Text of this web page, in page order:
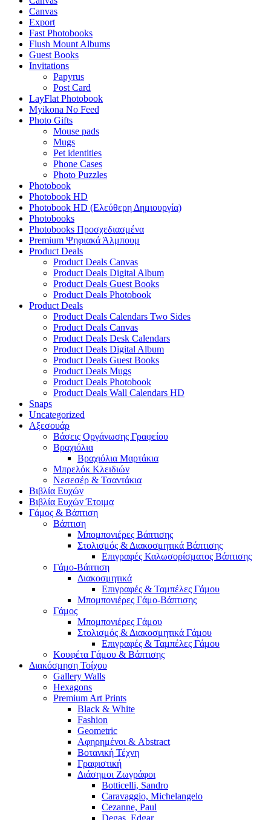
Canvas
Export
Fast Photobooks
Flush Mount Albums
Guest Books
Invitations
Papyrus
Post Card
LayFlat Photobook
Myikona No Feed
Photo Gifts
Mouse pads
Mugs
Pet identities
Phone Cases
Photo Puzzles
Photobook
Photobook HD
Photobook HD (Ελεύθερη Δημιουργία)
Photobooks
Photobooks Προσχεδιασμένα
Premium Ψηφιακά Άλμπουμ
Product Deals
Product Deals Canvas
Product Deals Digital Album
Product Deals Guest Books
Product Deals Photobook
Product Deals
Product Deals Calendars Two Sides
Product Deals Canvas
Product Deals Desk Calendars
Product Deals Digital Album
Product Deals Guest Books
Product Deals Mugs
Product Deals Photobook
Product Deals Wall Calendars HD
Snaps
Uncategorized
Αξεσουάρ
Βάσεις Οργάνωσης Γραφείου
Βραχιόλια
Βραχιόλια Μαρτάκια
Μπρελόκ Κλειδιών
Νεσεσέρ & Τσαντάκια
Βιβλία Ευχών
Βιβλία Ευχών Έτοιμα
Γάμος & Βάπτιση
Βάπτιση
Μπομπονιέρες Βάπτισης
Στολισμός & Διακοσμητικά Βάπτισης
Επιγραφές Καλωσορίσματος Βάπτισης
Γάμο-Βάπτιση
Διακοσμητικά
Επιγραφές & Ταμπέλες Γάμου
Μπομπονιέρες Γάμο-Βάπτισης
Γάμος
Μπομπονιέρες Γάμου
Στολισμός & Διακοσμητικά Γάμου
Επιγραφές & Ταμπέλες Γάμου
Κουφέτα Γάμου & Βάπτισης
Διακόσμηση Τοίχου
Gallery Walls
Hexagons
Premium Art Prints
Black & White
Fashion
Geometric
Αφηρημένοι & Abstract
Βοτανική Τέχνη
Γραφιστική
Διάσημοι Ζωγράφοι
Botticelli, Sandro
Caravaggio, Michelangelo
Cezanne, Paul
Degas, Edgar